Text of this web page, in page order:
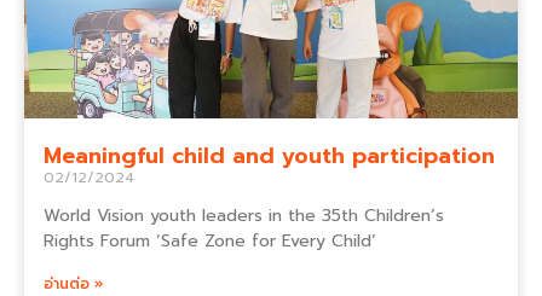
Meaningful child and youth participation
02/12/2024
World Vision youth leaders in the 35th Children’s
Rights Forum ‘Safe Zone for Every Child’
อ่านต่อ »